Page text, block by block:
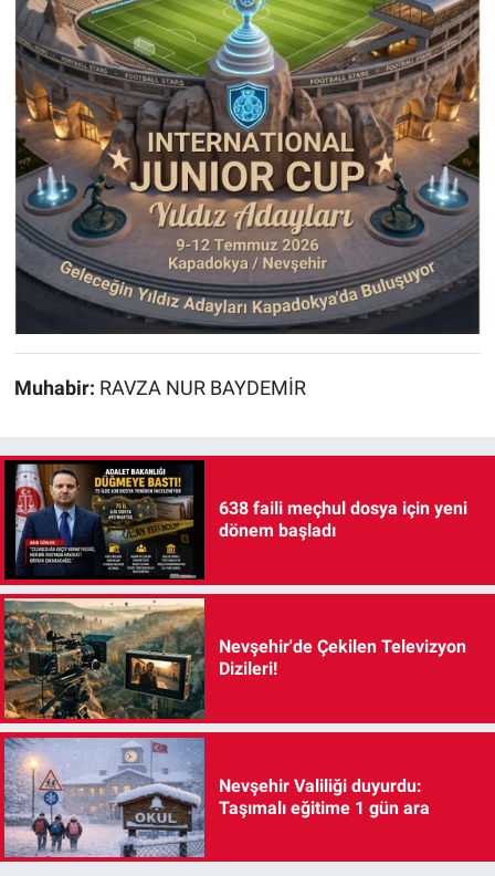
Muhabir: RAVZA NUR BAYDEMİR
638 faili meçhul dosya için yeni
dönem başladı
Nevşehir'de Çekilen Televizyon
Dizileri!
Nevşehir Valiliği duyurdu:
Taşımalı eğitime 1 gün ara